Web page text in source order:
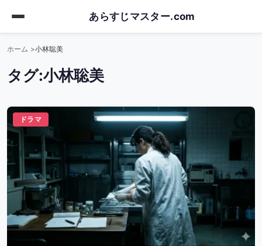
あらすじマスター.com
ホーム 小林聡美
タグ:小林聡美
ドラマ